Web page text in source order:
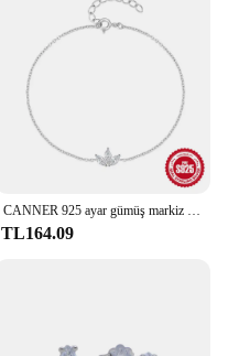
CANNER 925 ayar gümüş markiz zirkonya taç kolye altın zincirler kadın bilezik kadınlar takı bilezik bilezik hediye
TL164.09